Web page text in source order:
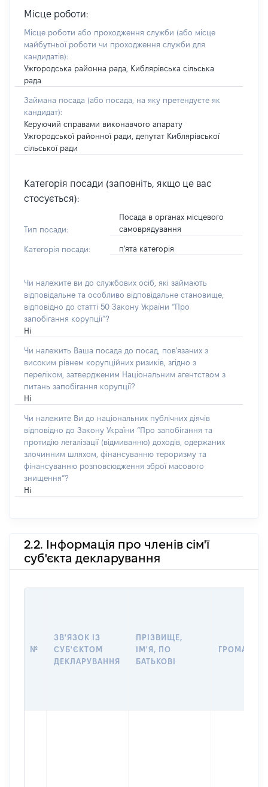
Місце роботи:
Місце роботи або проходження служби (або місце
майбутньої роботи чи проходження служби для
кандидатів):
Ужгородська районна рада, Киблярівська сільська
рада
Займана посада (або посада, на яку претендуєте як
кандидат):
Керуючий справами виконавчого апарату
Ужгородської районної ради, депутат Киблярівської
сільської ради
Категорія посади (заповніть, якщо це вас
стосується):
Тип посади:
Посада в органах місцевого
самоврядування
Категорія посади: п'ята категорія
Чи належите ви до службових осіб, які займають
відповідальне та особливо відповідальне становище,
відповідно до статті 50 Закону України “Про
запобігання корупції”?
Ні
Чи належить Ваша посада до посад, пов'язаних з
високим рівнем корупційних ризиків, згідно з
переліком, затвердженим Національним агентством з
питань запобігання корупції?
Ні
Чи належите Ви до національних публічних діячів
відповідно до Закону України “Про запобігання та
протидію легалізації (відмиванню) доходів, одержаних
злочинним шляхом, фінансуванню тероризму та
фінансуванню розповсюдження зброї масового
знищення”?
Ні
2.2. Інформація про членів сім'ї
суб'єкта декларування
№
ЗВ'ЯЗОК ІЗ
СУБ'ЄКТОМ
ДЕКЛАРУВАННЯ
ПРІЗВИЩЕ,
ІМ'Я, ПО
БАТЬКОВІ